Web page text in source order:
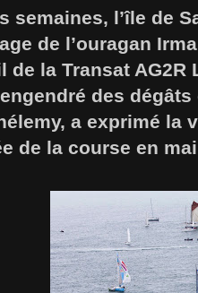
semaines, l’île de
de l’ouragan
de la Transat
des
a exprimé la
de la course en